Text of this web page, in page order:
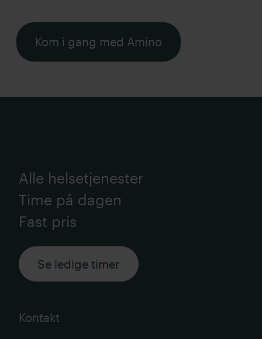
Kom i gang med Amino
Alle helsetjenester
Time på dagen
Fast pris
Se ledige timer
Kontakt